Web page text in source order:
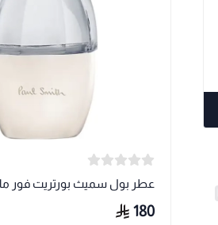
عطر بول سميث بورتريت فور
180